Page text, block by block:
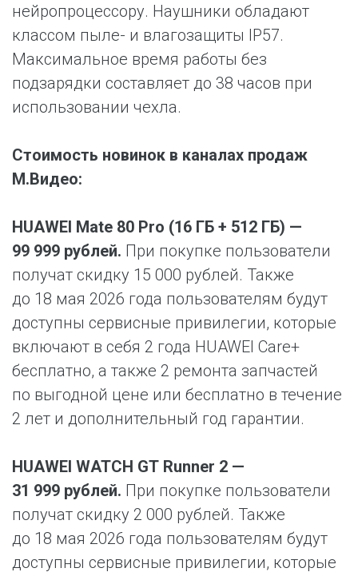
нейропроцессору. Наушники обладают
классом пыле- и влагозащиты IP57.
Максимальное время работы без
подзарядки составляет до 38 часов при
использовании чехла.
Стоимость новинок в каналах продаж
М.Видео:
HUAWEI Mate 80 Pro (16 ГБ + 512 ГБ) —
99 999 рублей. При покупке пользователи
получат скидку 15 000 рублей. Также
до 18 мая 2026 года пользователям будут
доступны сервисные привилегии, которые
включают в себя 2 года HUAWEI Care+
бесплатно, а также 2 ремонта запчастей
по выгодной цене или бесплатно в течение
2 лет и дополнительный год гарантии.
HUAWEI WATCH GT Runner 2 —
31 999 рублей. При покупке пользователи
получат скидку 2 000 рублей. Также
до 18 мая 2026 года пользователям будут
доступны сервисные привилегии, которые